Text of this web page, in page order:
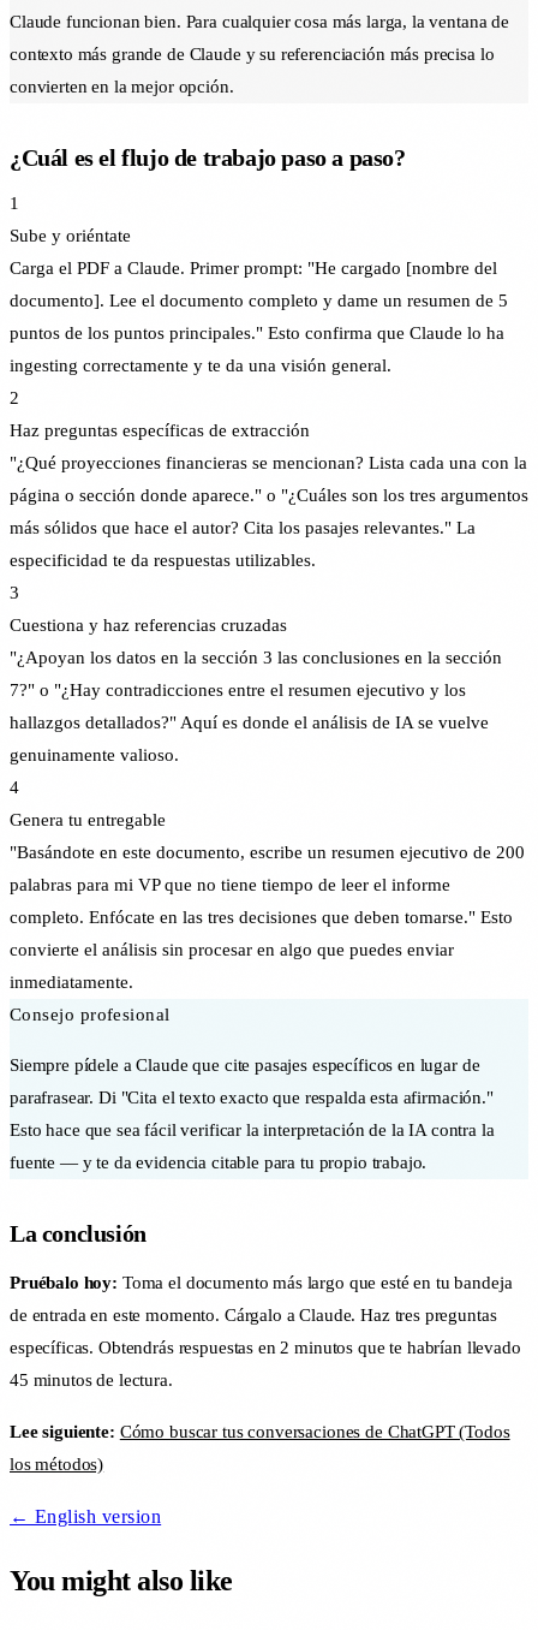
Claude funcionan bien. Para cualquier cosa más larga, la ventana de
contexto más grande de Claude y su referenciación más precisa lo
convierten en la mejor opción.
¿Cuál es el flujo de trabajo paso a paso?
1
Sube y oriéntate
Carga el PDF a Claude. Primer prompt: "He cargado [nombre del
documento]. Lee el documento completo y dame un resumen de 5
puntos de los puntos principales." Esto confirma que Claude lo ha
ingesting correctamente y te da una visión general.
2
Haz preguntas específicas de extracción
"¿Qué proyecciones financieras se mencionan? Lista cada una con la
página o sección donde aparece." o "¿Cuáles son los tres argumentos
más sólidos que hace el autor? Cita los pasajes relevantes." La
especificidad te da respuestas utilizables.
3
Cuestiona y haz referencias cruzadas
"¿Apoyan los datos en la sección 3 las conclusiones en la sección
7?" o "¿Hay contradicciones entre el resumen ejecutivo y los
hallazgos detallados?" Aquí es donde el análisis de IA se vuelve
genuinamente valioso.
4
Genera tu entregable
"Basándote en este documento, escribe un resumen ejecutivo de 200
palabras para mi VP que no tiene tiempo de leer el informe
completo. Enfócate en las tres decisiones que deben tomarse." Esto
convierte el análisis sin procesar en algo que puedes enviar
inmediatamente.
Consejo profesional
Siempre pídele a Claude que cite pasajes específicos en lugar de
parafrasear. Di "Cita el texto exacto que respalda esta afirmación."
Esto hace que sea fácil verificar la interpretación de la IA contra la
fuente — y te da evidencia citable para tu propio trabajo.
La conclusión
Pruébalo hoy: Toma el documento más largo que esté en tu bandeja
de entrada en este momento. Cárgalo a Claude. Haz tres preguntas
específicas. Obtendrás respuestas en 2 minutos que te habrían llevado
45 minutos de lectura.
Lee siguiente: Cómo buscar tus conversaciones de ChatGPT (Todos
los métodos)
← English version
You might also like